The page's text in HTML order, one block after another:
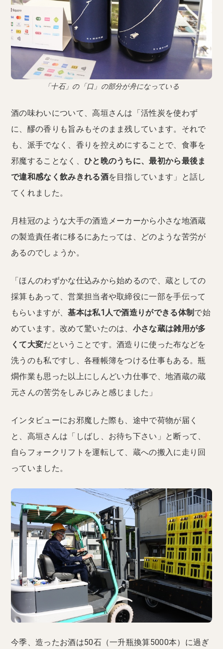
「十石」の「口」の部分が舟になっている
酒の味わいについて、高垣さんは「活性炭を使わず
に、醪の香りも旨みもそのまま残しています。それで
も、派手でなく、香りを控えめにすることで、食事を
邪魔することなく、 ひと晩のうちに、最初から最後ま
で違和感なく飲みきれる酒を目指しています」と話し
てくれました。
月桂冠のような大手の酒造メーカーから小さな地酒蔵
の製造責任者に移るにあたっては、どのような苦労が
あるのでしょうか。
「ほんのわずかな仕込みから始めるので、蔵としての
採算もあって、営業担当者や取締役に一部を手伝って
もらいますが、基本は私1人で酒造りができる体制 で始
めています。改めて驚いたのは、 小さな蔵は雑用が多
くて大変だということです。酒造りに使った布などを
洗うのも私ですし、各種帳簿をつける仕事もある。瓶
燗作業も思った以上にしんどい力仕事で、地酒蔵の蔵
元さんの苦労をしみじみと感じました」
インタビューにお邪魔した際も、途中で荷物が届く
と、高垣さんは「しばし、お待ち下さい」と断って、
自らフォークリフトを運転して、蔵への搬入に走り回
っていました。
今季、造ったお酒は50石（一升瓶換算5000本）に過ぎ